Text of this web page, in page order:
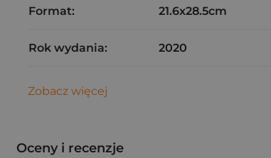
Format: 21.6x28.5cm
Rok wydania: 2020
Zobacz więcej
Oceny i recenzje